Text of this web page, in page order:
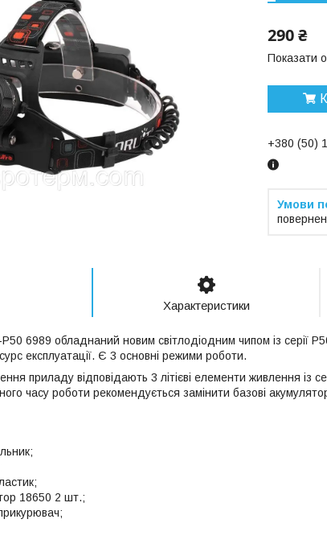
290 ₴
Показати
+380 (50)
Характеристики
6989 обладнаний новим світлодіодним чипом із серії
експлуатації. Є 3 основні режими роботи.
приладу відповідають 3 літієві елементи живлення із
часу роботи рекомендується замінити базові
18650 2 шт.;